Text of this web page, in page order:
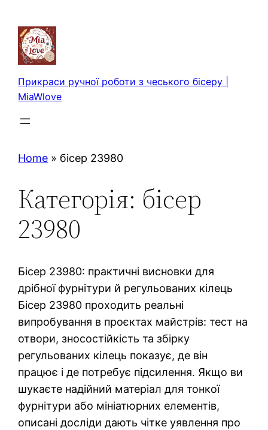
вмісту
Прикраси ручної роботи з чеського бісеру |
MiaWlove
Home » бісер 23980
Категорія: бісер
23980
Бісер 23980: практичні висновки для
дрібної фурнітури й регульованих кілець
Бісер 23980 проходить реальні
випробування в проєктах майстрів: тест на
отвори, зносостійкість та збірку
регульованих кілець показує, де він
працює і де потребує підсилення. Якщо ви
шукаєте надійний матеріал для тонкої
фурнітури або мініатюрних елементів,
описані досліди дають чітке уявлення про